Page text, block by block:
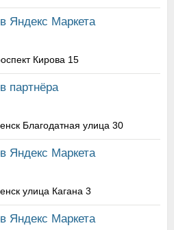
Яндекс Маркета
Кирова 15
партнёра
Благодатная улица 30
Яндекс Маркета
улица Кагана 3
Яндекс Маркета